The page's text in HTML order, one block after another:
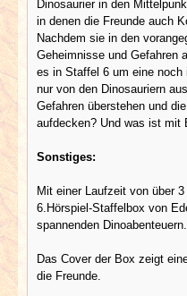
Dinosaurier in den
in denen die Freunde auch
Nachdem sie in den
Geheimnisse und Gefahren
es in Staffel 6 um eine noch
nur von den Dinosauriern
Gefahren überstehen und
aufdecken? Und was ist mit
Sonstiges:
Mit einer Laufzeit von über
6.Hörspiel-Staffelbox von
spannenden Dinoabenteuern.
Das Cover der Box zeigt
die Freunde.